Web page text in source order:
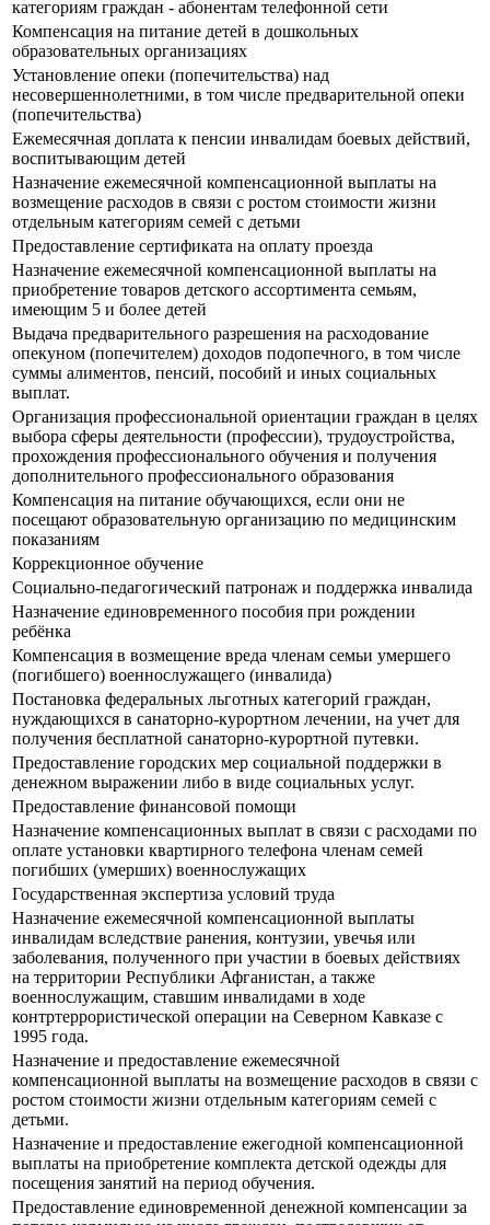
категориям граждан - абонентам телефонной сети
Компенсация на питание детей в дошкольных
образовательных организациях
Установление опеки (попечительства) над
несовершеннолетними, в том числе предварительной опеки
(попечительства)
Ежемесячная доплата к пенсии инвалидам боевых действий,
воспитывающим детей
Назначение ежемесячной компенсационной выплаты на
возмещение расходов в связи с ростом стоимости жизни
отдельным категориям семей с детьми
Предоставление сертификата на оплату проезда
Назначение ежемесячной компенсационной выплаты на
приобретение товаров детского ассортимента семьям,
имеющим 5 и более детей
Выдача предварительного разрешения на расходование
опекуном (попечителем) доходов подопечного, в том числе
суммы алиментов, пенсий, пособий и иных социальных
выплат.
Организация профессиональной ориентации граждан в целях
выбора сферы деятельности (профессии), трудоустройства,
прохождения профессионального обучения и получения
дополнительного профессионального образования
Компенсация на питание обучающихся, если они не
посещают образовательную организацию по медицинским
показаниям
Коррекционное обучение
Социально-педагогический патронаж и поддержка инвалида
Назначение единовременного пособия при рождении
ребёнка
Компенсация в возмещение вреда членам семьи умершего
(погибшего) военнослужащего (инвалида)
Постановка федеральных льготных категорий граждан,
нуждающихся в санаторно-курортном лечении, на учет для
получения бесплатной санаторно-курортной путевки.
Предоставление городских мер социальной поддержки в
денежном выражении либо в виде социальных услуг.
Предоставление финансовой помощи
Назначение компенсационных выплат в связи с расходами по
оплате установки квартирного телефона членам семей
погибших (умерших) военнослужащих
Государственная экспертиза условий труда
Назначение ежемесячной компенсационной выплаты
инвалидам вследствие ранения, контузии, увечья или
заболевания, полученного при участии в боевых действиях
на территории Республики Афганистан, а также
военнослужащим, ставшим инвалидами в ходе
контртеррористической операции на Северном Кавказе с
1995 года.
Назначение и предоставление ежемесячной
компенсационной выплаты на возмещение расходов в связи с
ростом стоимости жизни отдельным категориям семей с
детьми.
Назначение и предоставление ежегодной компенсационной
выплаты на приобретение комплекта детской одежды для
посещения занятий на период обучения.
Предоставление единовременной денежной компенсации за